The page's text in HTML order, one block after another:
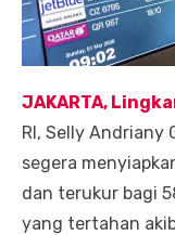
JAKARTA,
RI, Selly Andriany
segera
dan terukur bagi
yang tertahan